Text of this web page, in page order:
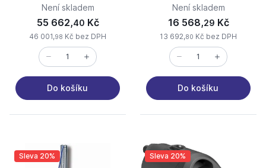
40m kabel nerez
Není skladem
55 662,40 Kč
46 001,98 Kč bez DPH
Do košíku
Není skladem
16 568,29 Kč
13 692,80 Kč bez DPH
Do košíku
Sleva 20% Sleva 20%